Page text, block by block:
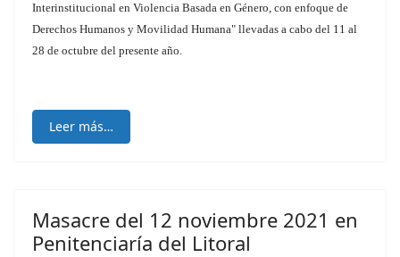
Interinstitucional en Violencia Basada en Género, con enfoque de
Derechos Humanos y Movilidad Humana" llevadas a cabo del 11 al
28 de octubre del presente año.
Leer más…
Masacre del 12 noviembre 2021 en
Penitenciaría del Litoral